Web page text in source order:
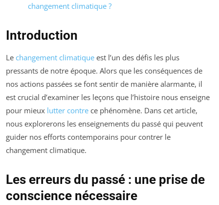
changement climatique ?
Introduction
Le changement climatique est l’un des défis les plus
pressants de notre époque. Alors que les conséquences de
nos actions passées se font sentir de manière alarmante, il
est crucial d’examiner les leçons que l’histoire nous enseigne
pour mieux lutter contre ce phénomène. Dans cet article,
nous explorerons les enseignements du passé qui peuvent
guider nos efforts contemporains pour contrer le
changement climatique.
Les erreurs du passé : une prise de
conscience nécessaire